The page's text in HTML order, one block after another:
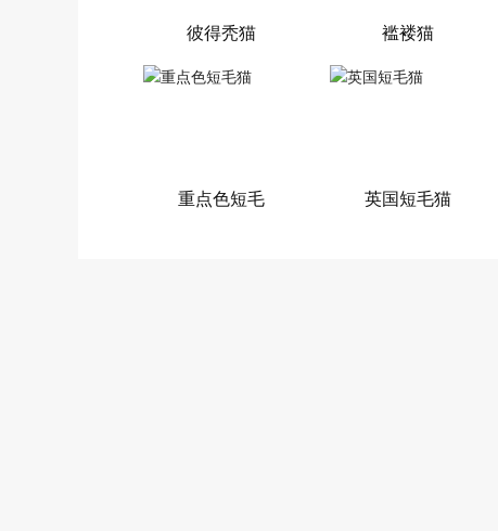
彼得秃猫 褴褛猫
重点色短毛
英国短毛猫